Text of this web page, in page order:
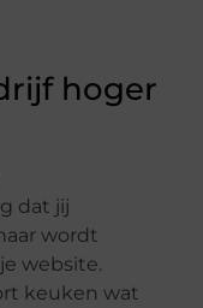
hoger
dat jij
wordt
website.
keuken wat